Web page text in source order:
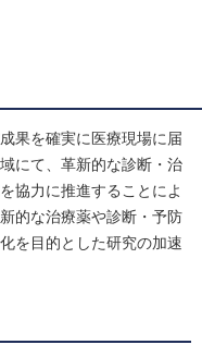
果を確実に医療現場に届
にて、革新的な診断・治
協力に推進することによ
的な治療薬や診断・予防
を目的とした研究の加速